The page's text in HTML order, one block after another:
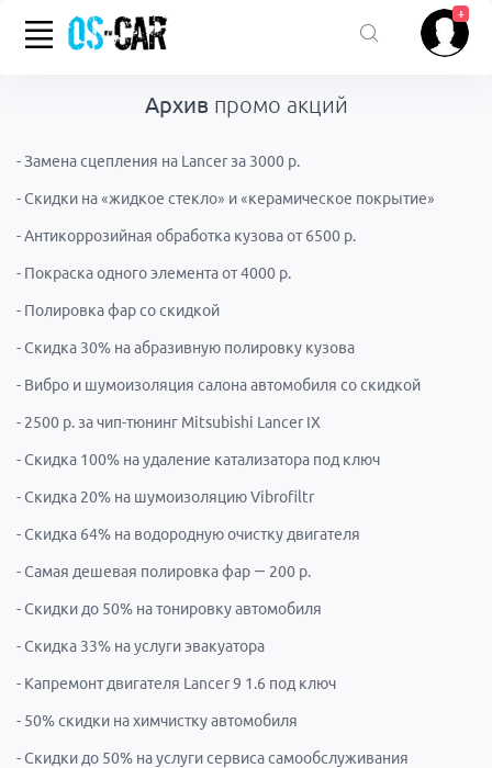
+
Архивпромо акций
- Замена сцепления на Lancer за 3000 р.
- Скидки на «жидкое стекло» и «керамическое покрытие»
- Антикоррозийная обработка кузова от 6500 р.
- Покраска одного элемента от 4000 р.
- Полировка фар со скидкой
- Скидка 30% на абразивную полировку кузова
- Вибро и шумоизоляция салона автомобиля со скидкой
- 2500 р. за чип-тюнинг Mitsubishi Lancer IX
- Скидка 100% на удаление катализатора под ключ
- Скидка 20% на шумоизоляцию Vibrofiltr
- Скидка 64% на водородную очистку двигателя
- Самая дешевая полировка фар — 200 р.
- Скидки до 50% на тонировку автомобиля
- Скидка 33% на услуги эвакуатора
- Капремонт двигателя Lancer 9 1.6 под ключ
- 50% скидки на химчистку автомобиля
- Скидки до 50% на услуги сервиса самообслуживания